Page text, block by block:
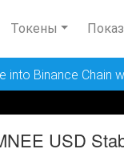
Токены
into Binance Chain
USD